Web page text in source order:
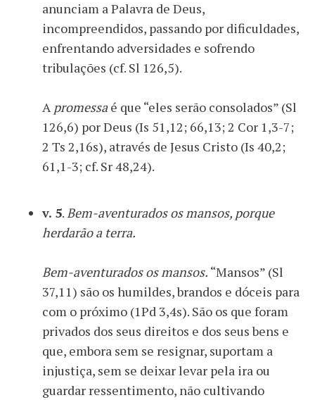
anunciam a Palavra de Deus,
incompreendidos, passando por dificuldades,
enfrentando adversidades e sofrendo
tribulações (cf. Sl 126,5).
Apromessaé que “eles serão consolados” (Sl
126,6) por Deus (Is 51,12; 66,13; 2 Cor 1,3-7;
2 Ts 2,16s), através de Jesus Cristo (Is 40,2;
61,1-3; cf. Sr 48,24).
v. 5.Bem-aventurados os mansos, porque
herdarão a terra.
Bem-aventurados os mansos. “Mansos” (Sl
37,11) são os humildes, brandos e dóceis para
com o próximo (1Pd 3,4s). São os que foram
privados dos seus direitos e dos seus bens e
que, embora sem se resignar, suportam a
injustiça, sem se deixar levar pela ira ou
guardar ressentimento, não cultivando